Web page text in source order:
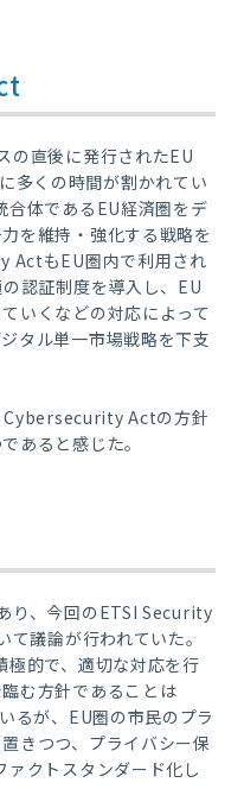
の直後に発行されたEU
くの時間が割かれてい
合体であるEU経済圏をデ
を維持・強化する戦略を
ActもEU圏内で利用され
認証制度を導入し、EU
いくなどの対応によって
タル単一市場戦略を下支
Cybersecurity Actの方針
あると感じた。
り、今回のETSI Security
議論が行われていた。
極的で、適切な対応を行
む方針であることは
るが、EU圏の市民のプラ
きつつ、プライバシー保
クトスタンダード化し